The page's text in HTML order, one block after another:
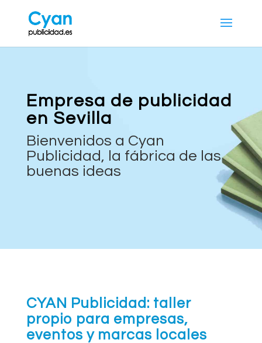
Empresa de publicidad
en Sevilla
Bienvenidos a Cyan
Publicidad, la fábrica de las
buenas ideas
CYAN Publicidad: taller
propio para empresas,
eventos y marcas locales